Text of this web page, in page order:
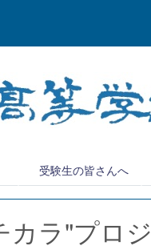
受験生の皆さんへ
カラ"プロ